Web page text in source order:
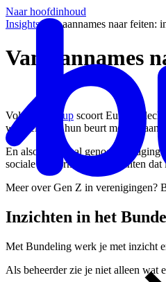
Naar hoofdinhoud
Insights/Van aannames naar feiten:
Van aannames
Volgens Gallup scoort Europa
worstelen op hun beurt met het
En alsof er niet al genoeg
sociale platforms en verwachten
Meer over Gen Z in verenigingen?
Inzichten in het
Met Bundeling werk je met inzicht
Als beheerder zie je niet alleen wat